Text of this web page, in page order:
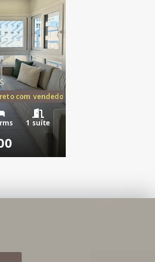
com vendedor
1 suíte